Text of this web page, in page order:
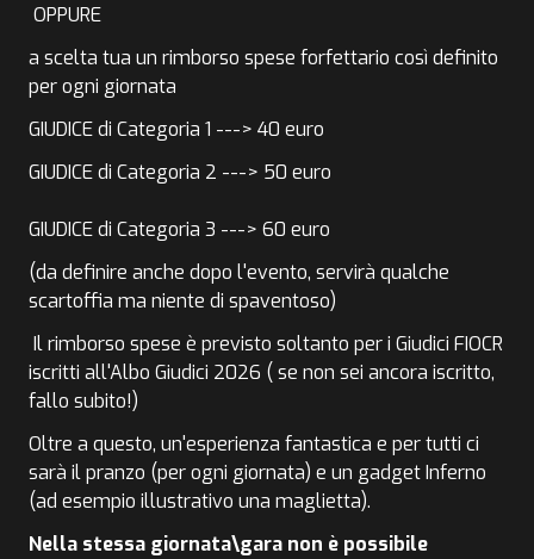
OPPURE
a scelta tua un rimborso spese forfettario così definito
per ogni giornata
GIUDICE di Categoria 1 ---> 40 euro
GIUDICE di Categoria 2 ---> 50 euro
GIUDICE di Categoria 3 ---> 60 euro
(da definire anche dopo l'evento, servirà qualche
scartoffia ma niente di spaventoso)
Il rimborso spese è previsto soltanto per i Giudici FIOCR
iscritti all'Albo Giudici 2026 ( se non sei ancora iscritto,
fallo subito!)
Oltre a questo, un'esperienza fantastica e per tutti ci
sarà il pranzo (per ogni giornata) e un gadget Inferno
(ad esempio illustrativo una maglietta).
Nella stessa giornata\gara non è possibile